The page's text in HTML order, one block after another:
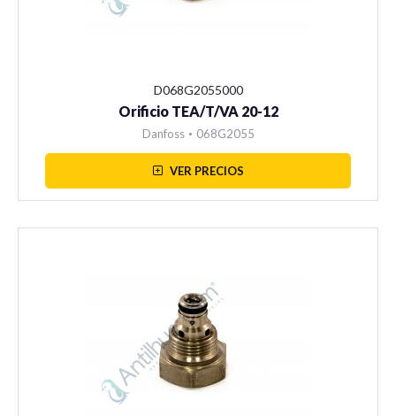
D068G2055000
Orificio TEA/T/VA 20-12
Danfoss • 068G2055
VER PRECIOS